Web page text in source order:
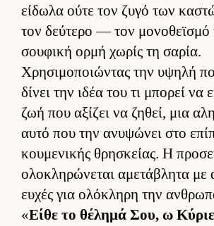
εί­δωλα ούτε τον ζυγό των
τον δεύ­τερο — τον μονοθεϊσμό
σου­φική ορμή χωρίς τη σαρία.
Χρησιμοποιώντας την υψηλή
δίνει την ιδέα του τι μπορεί να
ζωή που αξίζει να ζηθεί, μια
αυτό που την ανυψώνει στο
κου­μενικής θρησκεί­ας. Η
ολοκληρώνεται αμετάβλητα με
ευ­χές για ολόκληρη την
«Είθε το θέλημά Σου, ω